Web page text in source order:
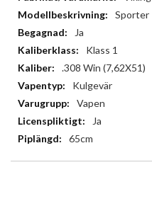
Sporter
Ja
Klass 1
.308 Win (7,62X51)
Kulgevär
Vapen
Ja
65cm